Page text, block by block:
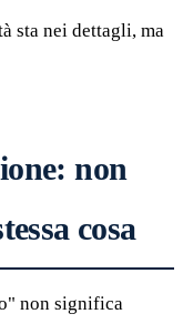
sta nei dettagli, ma
non
cosa
non significa